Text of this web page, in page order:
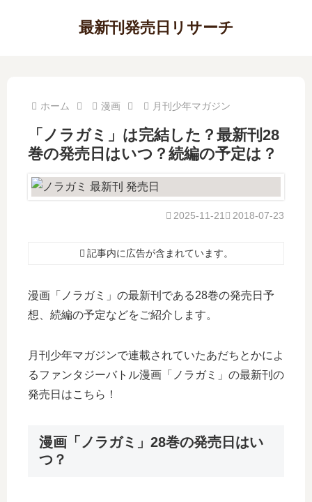
最新刊発売日リサーチ
ホーム 漫画 月刊少年マガジン
「ノラガミ」は完結した？最新刊28
巻の発売日はいつ？続編の予定は？
2018-07-23
2025-11-21
記事内に広告が含まれています。
漫画「ノラガミ」の最新刊である28巻の発売日予
想、続編の予定などをご紹介します。
月刊少年マガジンで連載されていたあだちとかによ
るファンタジーバトル漫画「ノラガミ」の最新刊の
発売日はこちら！
漫画「ノラガミ」28巻の発売日はい
つ？